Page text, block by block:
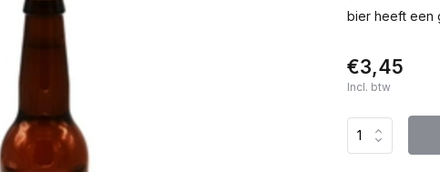
bier heeft een
€3,45
Incl. btw